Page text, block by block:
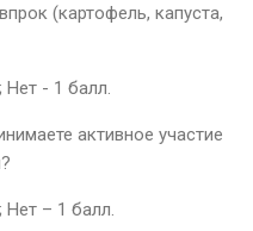
(картофель, капуста,
- 1 балл.
активное участие
– 1 балл.